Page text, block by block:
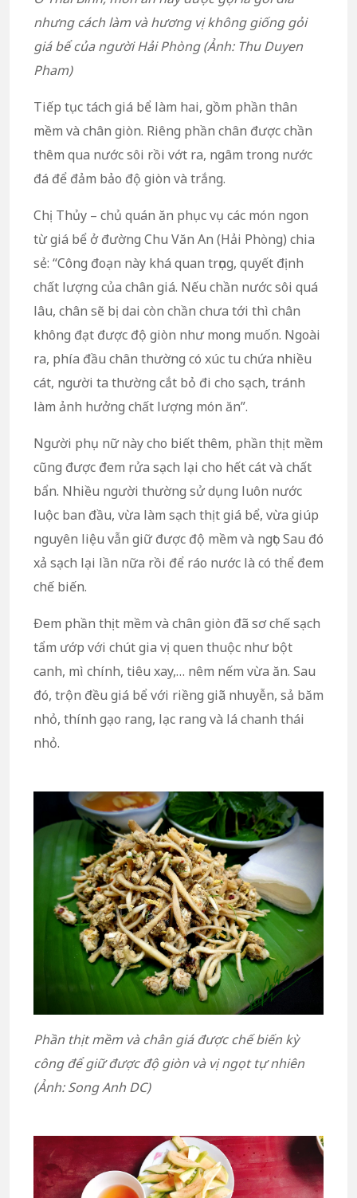
nhưng cách làm và hương vị không giống gỏi
giá bể của người Hải Phòng (Ảnh: Thu Duyen
Pham)
Tiếp tục tách giá bể làm hai, gồm phần thân
mềm và chân giòn. Riêng phần chân được chần
thêm qua nước sôi rồi vớt ra, ngâm trong nước
đá để đảm bảo độ giòn và trắng.
Chị Thủy – chủ quán ăn phục vụ các món ngon
từ giá bể ở đường Chu Văn An (Hải Phòng) chia
sẻ: “Công đoạn này khá quan trọng, quyết định
chất lượng của chân giá. Nếu chần nước sôi quá
lâu, chân sẽ bị dai còn chần chưa tới thì chân
không đạt được độ giòn như mong muốn. Ngoài
ra, phía đầu chân thường có xúc tu chứa nhiều
cát, người ta thường cắt bỏ đi cho sạch, tránh
làm ảnh hưởng chất lượng món ăn”.
Người phụ nữ này cho biết thêm, phần thịt mềm
cũng được đem rửa sạch lại cho hết cát và chất
bẩn. Nhiều người thường sử dụng luôn nước
luộc ban đầu, vừa làm sạch thịt giá bể, vừa giúp
nguyên liệu vẫn giữ được độ mềm và ngọt. Sau đó
xả sạch lại lần nữa rồi để ráo nước là có thể đem
chế biến.
Đem phần thịt mềm và chân giòn đã sơ chế sạch
tẩm ướp với chút gia vị quen thuộc như bột
canh, mì chính, tiêu xay,… nêm nếm vừa ăn. Sau
đó, trộn đều giá bể với riềng giã nhuyễn, sả băm
nhỏ, thính gạo rang, lạc rang và lá chanh thái
nhỏ.
Phần thịt mềm và chân giá được chế biến kỳ
công để giữ được độ giòn và vị ngọt tự nhiên
(Ảnh: Song Anh DC)